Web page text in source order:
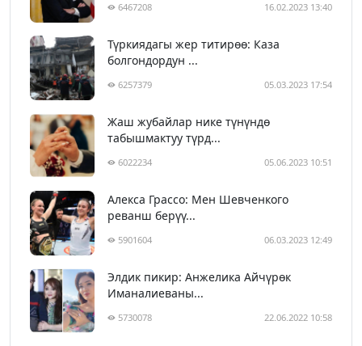
6467208 16.02.2023 13:40
Түркиядагы жер титирөө: Каза
болгондордун ...
6257379 05.03.2023 17:54
Жаш жубайлар нике түнүндө
табышмактуу түрд...
6022234 05.06.2023 10:51
Алекса Грассо: Мен Шевченкого
реванш берүү...
5901604 06.03.2023 12:49
Элдик пикир: Анжелика Айчүрөк
Иманалиеваны...
5730078 22.06.2022 10:58